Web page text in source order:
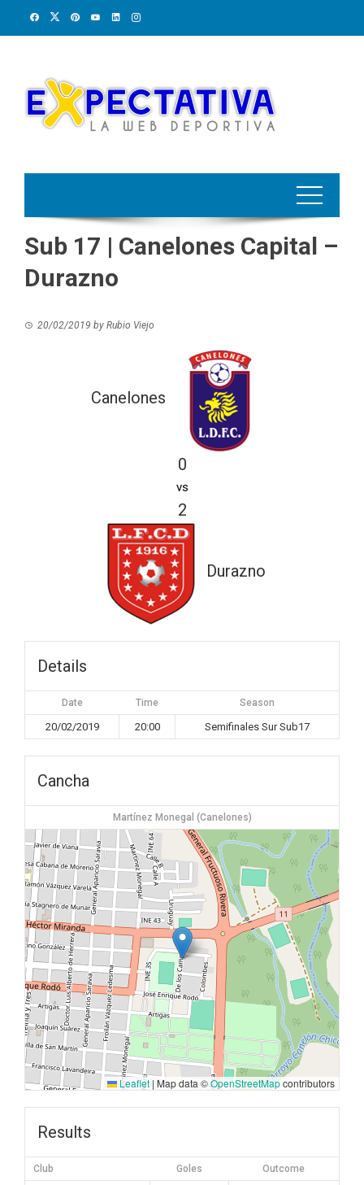
Sub 17 | Canelones Capital –
Durazno
20/02/2019 by Rubio Viejo
Canelones
0
vs
2
Durazno
Details
Date Time Season
20/02/2019 20:00 Semifinales Sur Sub17
Cancha
Martínez Monegal (Canelones)
Leaflet | Map data ©OpenStreetMapcontributors
Results
Club Goles Outcome